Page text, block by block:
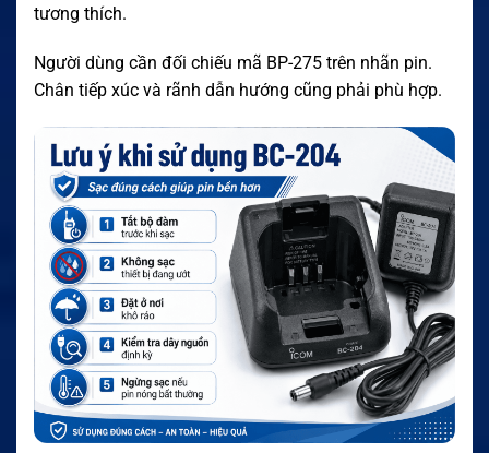
tương thích.
Người dùng cần đối chiếu mã BP-275 trên nhãn pin.
Chân tiếp xúc và rãnh dẫn hướng cũng phải phù hợp.